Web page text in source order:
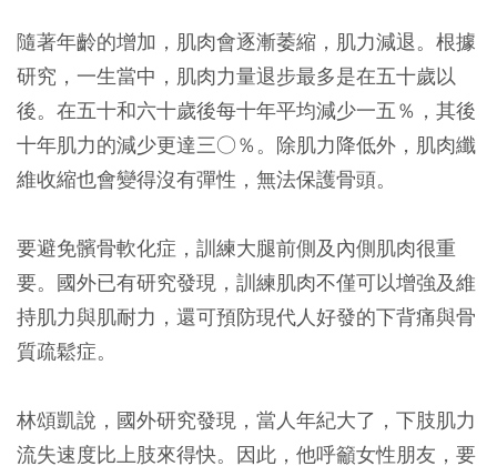
隨著年齡的增加，肌肉會逐漸萎縮，肌力減退。根據
研究，一生當中，肌肉力量退步最多是在五十歲以
後。在五十和六十歲後每十年平均減少一五％，其後
十年肌力的減少更達三○％。除肌力降低外，肌肉纖
維收縮也會變得沒有彈性，無法保護骨頭。
要避免髕骨軟化症，訓練大腿前側及內側肌肉很重
要。國外已有研究發現，訓練肌肉不僅可以增強及維
持肌力與肌耐力，還可預防現代人好發的下背痛與骨
質疏鬆症。
林頌凱說，國外研究發現，當人年紀大了，下肢肌力
流失速度比上肢來得快。因此，他呼籲女性朋友，要